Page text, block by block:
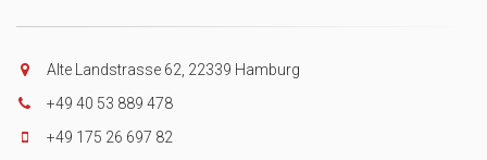
Alte Landstrasse 62, 22339 Hamburg
+49 40 53 889 478
+49 175 26 697 82